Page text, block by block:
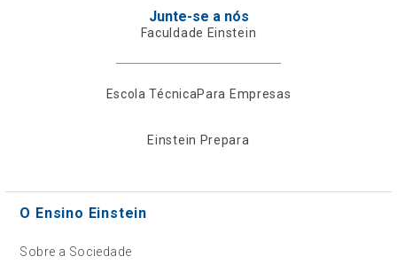
Junte-se a nós
Faculdade Einstein
Escola TécnicaPara Empresas
Einstein Prepara
O Ensino Einstein
Sobre a Sociedade